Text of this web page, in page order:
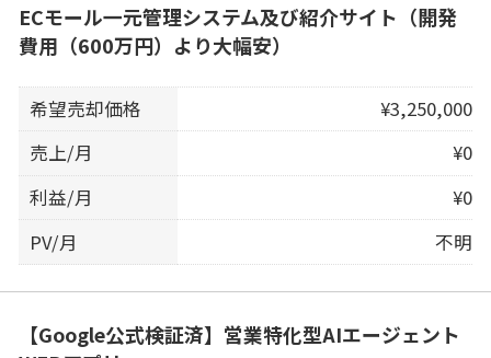
ECモール一元管理システム及び紹介サイト（開発
費用（600万円）より大幅安）
希望売却価格
¥3,250,000
売上/月
¥0
利益/月
¥0
PV/月
不明
【Google公式検証済】営業特化型AIエージェント